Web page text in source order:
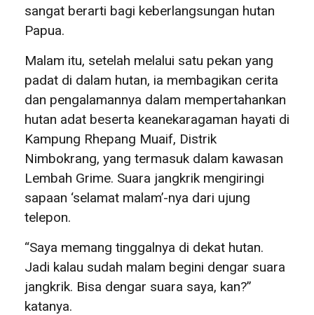
sangat berarti bagi keberlangsungan hutan
Papua.
Malam itu, setelah melalui satu pekan yang
padat di dalam hutan, ia membagikan cerita
dan pengalamannya dalam mempertahankan
hutan adat beserta keanekaragaman hayati di
Kampung Rhepang Muaif, Distrik
Nimbokrang, yang termasuk dalam kawasan
Lembah Grime. Suara jangkrik mengiringi
sapaan ‘selamat malam’-nya dari ujung
telepon.
“Saya memang tinggalnya di dekat hutan.
Jadi kalau sudah malam begini dengar suara
jangkrik. Bisa dengar suara saya, kan?”
katanya.